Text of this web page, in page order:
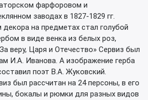
фарфоровом и
заводах в 1827-1829 гг.
на предметах стал голубой
в виде венка из белых роз,
веру, Царя и Отечество» Сервиз был
И.А. Иванова. А изображение герба
поэт В.А. Жуковский.
был рассчитан на 24 персоны, в его
бокалы и рюмки для разных видов